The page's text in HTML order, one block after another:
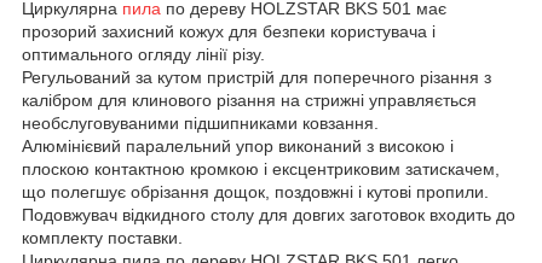
Циркулярна пила по дереву HOLZSTAR BKS 501 має
прозорий захисний кожух для безпеки користувача і
оптимального огляду лінії різу.
Регульований за кутом пристрій для поперечного різання з
калібром для клинового різання на стрижні управляється
необслуговуваними підшипниками ковзання.
Алюмінієвий паралельний упор виконаний з високою і
плоскою контактною кромкою і ексцентриковим затискачем,
що полегшує обрізання дощок, поздовжні і кутові пропили.
Подовжувач відкидного столу для довгих заготовок входить до
комплекту поставки.